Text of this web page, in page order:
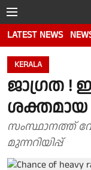
LATEST NEWS
KERALA
ജാഗ്രത !
ശക്തമായ
സംസ്ഥാനത്ത്
മുന്നറിയിപ്പ്